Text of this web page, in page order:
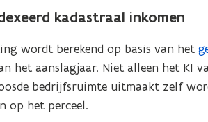
kadastraal inkomen
wordt berekend op basis van het
het aanslagjaar. Niet alleen het KI
bedrijfsruimte uitmaakt zelf
op het perceel.